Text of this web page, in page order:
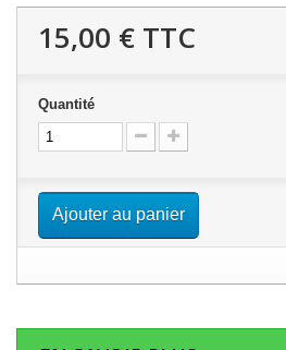
15,00 € TTC
Quantité
Ajouter au panier